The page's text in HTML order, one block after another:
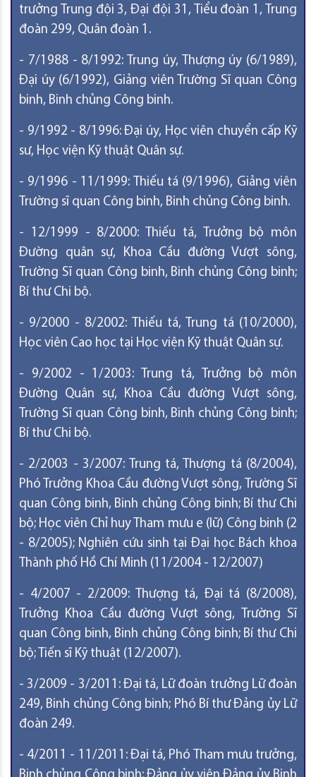
trưởng Trung đội 3, Đại đội 31, Tiểu đoàn 1, Trung
đoàn 299, Quân đoàn 1.
- 7/1988 - 8/1992: Trung úy, Thượng úy (6/1989),
Đại úy (6/1992), Giảng viên Trường Sĩ quan Công
binh, Binh chủng Công binh.
- 9/1992 - 8/1996: Đại úy, Học viên chuyển cấp Kỹ
sư, Học viện Kỹ thuật Quân sự.
- 9/1996 - 11/1999: Thiếu tá (9/1996), Giảng viên
Trường sĩ quan Công binh, Binh chủng Công binh.
- 12/1999 - 8/2000: Thiếu tá, Trưởng bộ môn
Đường quân sự, Khoa Cầu đường Vượt sông,
Trường Sĩ quan Công binh, Binh chủng Công binh;
Bí thư Chi bộ.
- 9/2000 - 8/2002: Thiếu tá, Trung tá (10/2000),
Học viên Cao học tại Học viện Kỹ thuật Quân sự.
- 9/2002 - 1/2003: Trung tá, Trưởng bộ môn
Đường Quân sự, Khoa Cầu đường Vượt sông,
Trường Sĩ quan Công binh, Binh chủng Công binh;
Bí thư Chi bộ.
- 2/2003 - 3/2007: Trung tá, Thượng tá (8/2004),
Phó Trưởng Khoa Cầu đường Vượt sông, Trường Sĩ
quan Công binh, Binh chủng Công binh; Bí thư Chi
bộ; Học viên Chỉ huy Tham mưu e (lữ) Công binh (2
- 8/2005); Nghiên cứu sinh tại Đại học Bách khoa
Thành phố Hồ Chí Minh (11/2004 - 12/2007)
- 4/2007 - 2/2009: Thượng tá, Đại tá (8/2008),
Trưởng Khoa Cầu đường Vượt sông, Trường Sĩ
quan Công binh, Binh chủng Công binh; Bí thư Chi
bộ; Tiến sĩ Kỹ thuật (12/2007).
- 3/2009 - 3/2011: Đại tá, Lữ đoàn trưởng Lữ đoàn
249, Binh chủng Công binh; Phó Bí thư Đảng ủy Lữ
đoàn 249.
- 4/2011 - 11/2011: Đại tá, Phó Tham mưu trưởng,